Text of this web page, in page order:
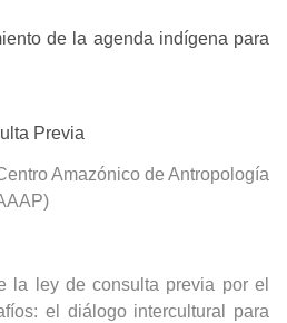
de la agenda indígena para
Previa
Amazónico de Antropología
la ley de consulta previa por el
el diálogo intercultural para